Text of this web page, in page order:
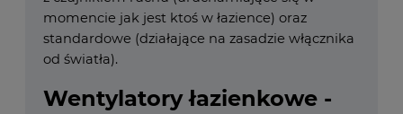
momencie jak jest ktoś w łazience) oraz
standardowe (działające na zasadzie włącznika
od światła).
Wentylatory łazienkowe -